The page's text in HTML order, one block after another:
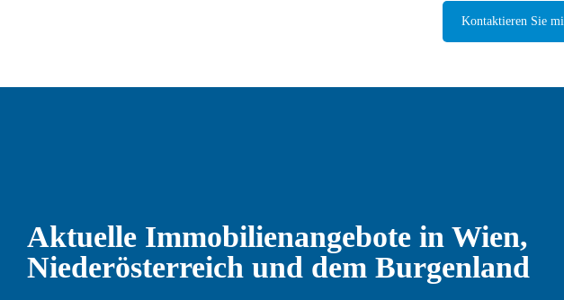
Kontaktieren Sie
Aktuelle Immobilienangebote in Wien,
Niederösterreich und dem Burgenland